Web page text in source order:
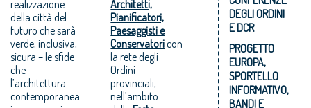
realizzazione
della città del
futuro che sarà
verde, inclusiva,
sicura – le sfide
che
l’architettura
contemporanea
Architetti,
Pianificatori,
Paesaggisti e
Conservatoricon
la rete degli
Ordini
provinciali,
nell’ambito
DEGLI ORDINI
E DCR
PROGETTO
EUROPA,
SPORTELLO
INFORMATIVO,
BANDI E